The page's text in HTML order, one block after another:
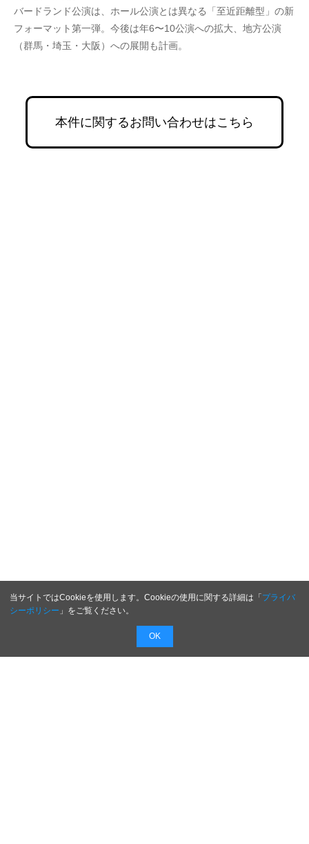
当サイトではCookieを使用します。Cookieの使用に関する詳細は「プライバ
シーポリシー 」をご覧ください。
OK
バードランド公演は、ホール公演とは異なる「至近距離型」の新
フォーマット第一弾。今後は年6〜10公演への拡大、地方公演
（群馬・埼玉・大阪）への展開も計画。
本件に関するお問い合わせはこちら